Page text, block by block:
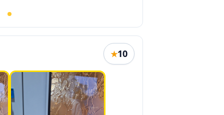
★10